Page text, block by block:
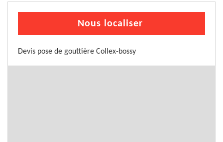
Nous localiser
Devis pose de gouttière Collex-bossy